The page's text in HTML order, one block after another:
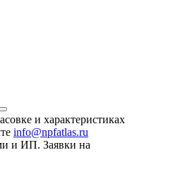
и характеристиках
info@npfatlas.ru
и ИП. Заявки на